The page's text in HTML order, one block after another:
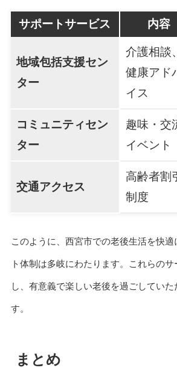
サポートサービス 内容
地域包括支援セン
ター
介護相談、
健康アド
イス
コミュニティセン
ター
趣味・交
イベント
交通アクセス
高齢者割引
制度
このように、西宮市での老後生活を快
ト体制は多岐にわたります。これらの
し、有意義で楽しい老後を過ごしていた
す。
まとめ